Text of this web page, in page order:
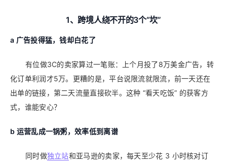
1、跨境人绕不开的3个“坎”
a 广告投得猛，钱却白花了
有位做3C的卖家算过一笔账：上个月投了8万美金广告，转
化订单利润才5万。更糟的是，平台说限流就限流，前一天还在
出单的链接，第二天流量直接砍半。这种 “看天吃饭” 的获客方
式，谁能安心？
b 运营乱成一锅粥，效率低到离谱
同时做独立站和亚马逊的卖家，每天至少花 3 小时核对订